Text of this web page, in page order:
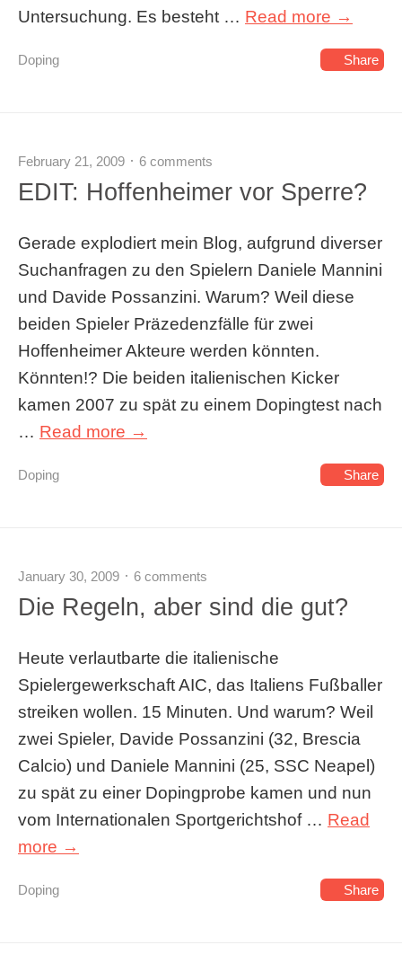
Untersuchung. Es besteht … Read more →
Doping Share
February 21, 2009 6 comments
EDIT: Hoffenheimer vor Sperre?
Gerade explodiert mein Blog, aufgrund diverser
Suchanfragen zu den Spielern Daniele Mannini
und Davide Possanzini. Warum? Weil diese
beiden Spieler Präzedenzfälle für zwei
Hoffenheimer Akteure werden könnten.
Könnten!? Die beiden italienischen Kicker
kamen 2007 zu spät zu einem Dopingtest nach
… Read more →
Doping Share
January 30, 2009 6 comments
Die Regeln, aber sind die gut?
Heute verlautbarte die italienische
Spielergewerkschaft AIC, das Italiens Fußballer
streiken wollen. 15 Minuten. Und warum? Weil
zwei Spieler, Davide Possanzini (32, Brescia
Calcio) und Daniele Mannini (25, SSC Neapel)
zu spät zu einer Dopingprobe kamen und nun
vom Internationalen Sportgerichtshof … Read
more →
Doping Share